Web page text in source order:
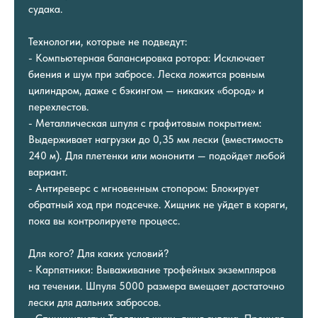
судака.
Технологии, которые не подведут:
- Компьютерная балансировка ротора: Исключает
биения и шум при забросе. Леска ложится ровным
цилиндром, даже с бэкингом — никаких «бород» и
перехлестов.
- Металлическая шпуля с графитовым покрытием:
Выдерживает нагрузки до 0,35 мм лески (вместимость
240 м). Для плетенки или мононити — подойдет любой
вариант.
- Антиреверс с мгновенным стопором: Блокирует
обратный ход при подсечке. Хищник не уйдет в коряги,
пока вы контролируете процесс.
Для кого? Для каких условий?
- Карпятники: Вываживание трофейных экземпляров
на течении. Шпуля 5000 размера вмещает достаточно
лески для дальних забросов.